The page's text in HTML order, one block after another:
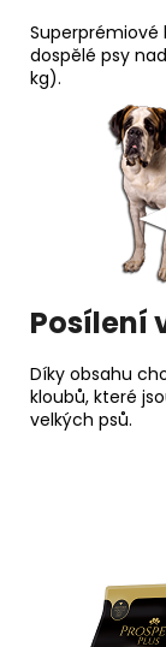
Superprémiové
dospělé psy
kg).
Posílení
Díky obsahu
kloubů, které
velkých psů.
Kč